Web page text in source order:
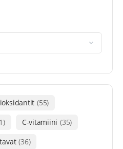
(55)
C-vitamiini (35)
(36)